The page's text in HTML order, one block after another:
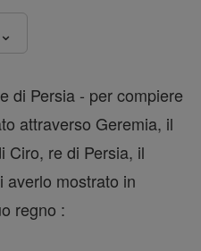
di Persia - per compiere
attraverso Geremia, il
Ciro, re di Persia, il
averlo mostrato in
regno :